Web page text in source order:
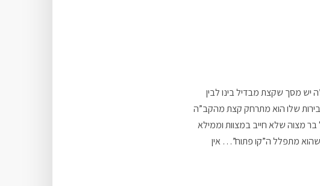
מסך שקצת מבדיל בינו לבין
שלו הוא מתרחק קצת מהקב”ה
מצוה שלא חייב במצוות וממילא
מתפלל ה”קו פתוח”… אין